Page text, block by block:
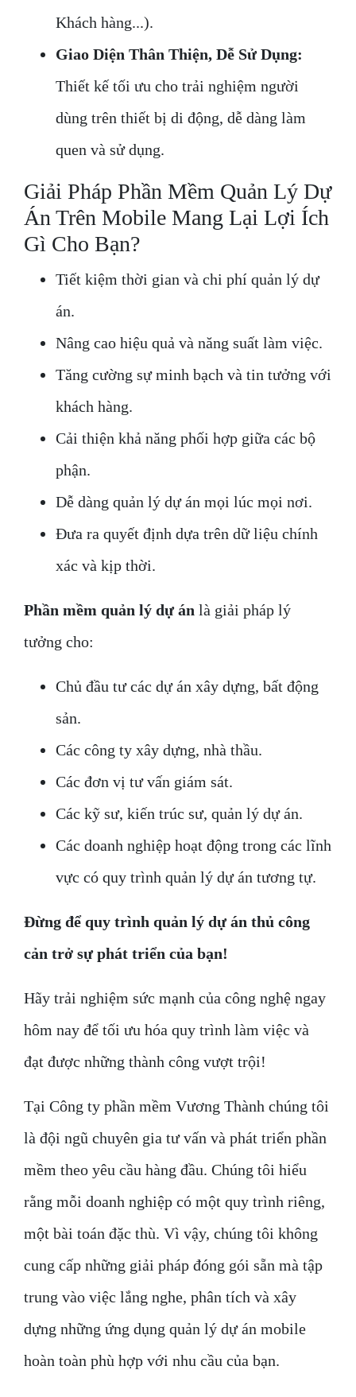
Khách hàng...).
Giao Diện Thân Thiện, Dễ Sử Dụng:
Thiết kế tối ưu cho trải nghiệm người
dùng trên thiết bị di động, dễ dàng làm
quen và sử dụng.
Giải Pháp Phần Mềm Quản Lý Dự
Án Trên Mobile Mang Lại Lợi Ích
Gì Cho Bạn?
Tiết kiệm thời gian và chi phí quản lý dự
án.
Nâng cao hiệu quả và năng suất làm việc.
Tăng cường sự minh bạch và tin tưởng với
khách hàng.
Cải thiện khả năng phối hợp giữa các bộ
phận.
Dễ dàng quản lý dự án mọi lúc mọi nơi.
Đưa ra quyết định dựa trên dữ liệu chính
xác và kịp thời.
Phần mềm quản lý dự án là giải pháp lý
tưởng cho:
Chủ đầu tư các dự án xây dựng, bất động
sản.
Các công ty xây dựng, nhà thầu.
Các đơn vị tư vấn giám sát.
Các kỹ sư, kiến trúc sư, quản lý dự án.
Các doanh nghiệp hoạt động trong các lĩnh
vực có quy trình quản lý dự án tương tự.
Đừng để quy trình quản lý dự án thủ công
cản trở sự phát triển của bạn!
Hãy trải nghiệm sức mạnh của công nghệ ngay
hôm nay để tối ưu hóa quy trình làm việc và
đạt được những thành công vượt trội!
Tại Công ty phần mềm Vương Thành chúng tôi
là đội ngũ chuyên gia tư vấn và phát triển phần
mềm theo yêu cầu hàng đầu. Chúng tôi hiểu
rằng mỗi doanh nghiệp có một quy trình riêng,
một bài toán đặc thù. Vì vậy, chúng tôi không
cung cấp những giải pháp đóng gói sẵn mà tập
trung vào việc lắng nghe, phân tích và xây
dựng những ứng dụng quản lý dự án mobile
hoàn toàn phù hợp với nhu cầu của bạn.